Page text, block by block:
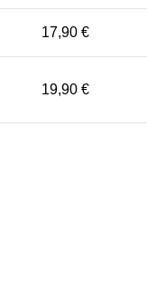
17,90 €
19,90 €